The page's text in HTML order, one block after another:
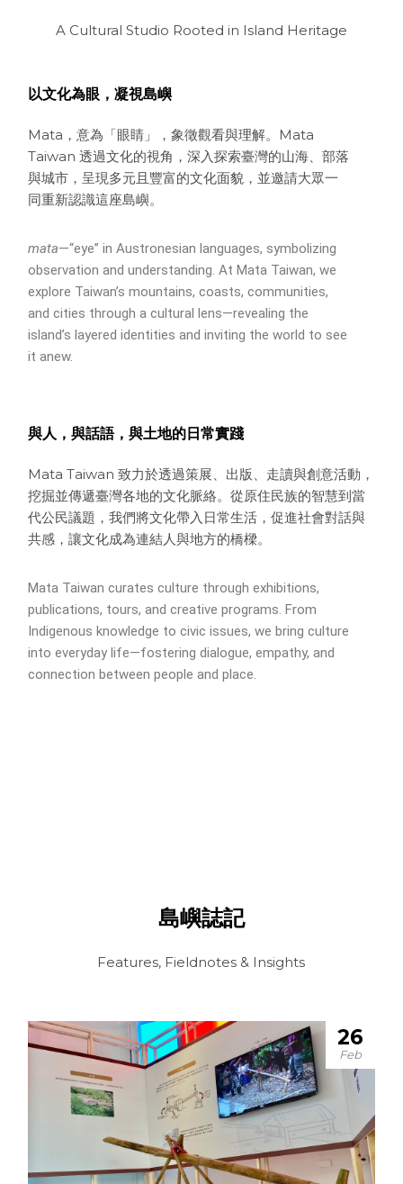
A Cultural Studio Rooted in Island Heritage
以文化為眼，凝視島嶼
Mata，意為「眼睛」，象徵觀看與理解。Mata
Taiwan 透過文化的視角，深入探索臺灣的山海、部落
與城市，呈現多元且豐富的文化面貌，並邀請大眾一
同重新認識這座島嶼。
mata—“eye” in Austronesian languages, symbolizing
observation and understanding. At Mata Taiwan, we
explore Taiwan’s mountains, coasts, communities,
and cities through a cultural lens—revealing the
island’s layered identities and inviting the world to see
it anew.
與人，與話語，與土地的日常實踐
Mata Taiwan 致力於透過策展、出版、走讀與創意活動，
挖掘並傳遞臺灣各地的文化脈絡。從原住民族的智慧到當
代公民議題，我們將文化帶入日常生活，促進社會對話與
共感，讓文化成為連結人與地方的橋樑。
Mata Taiwan curates culture through exhibitions,
publications, tours, and creative programs. From
Indigenous knowledge to civic issues, we bring culture
into everyday life—fostering dialogue, empathy, and
connection between people and place.
島嶼誌記
Features, Fieldnotes & Insights
26
Feb